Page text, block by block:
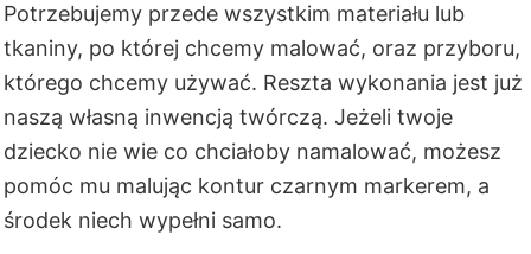
Potrzebujemy przede wszystkim materiału lub
tkaniny, po której chcemy malować, oraz przyboru,
którego chcemy używać. Reszta wykonania jest już
naszą własną inwencją twórczą. Jeżeli twoje
dziecko nie wie co chciałoby namalować, możesz
pomóc mu malując kontur czarnym markerem, a
środek niech wypełni samo.